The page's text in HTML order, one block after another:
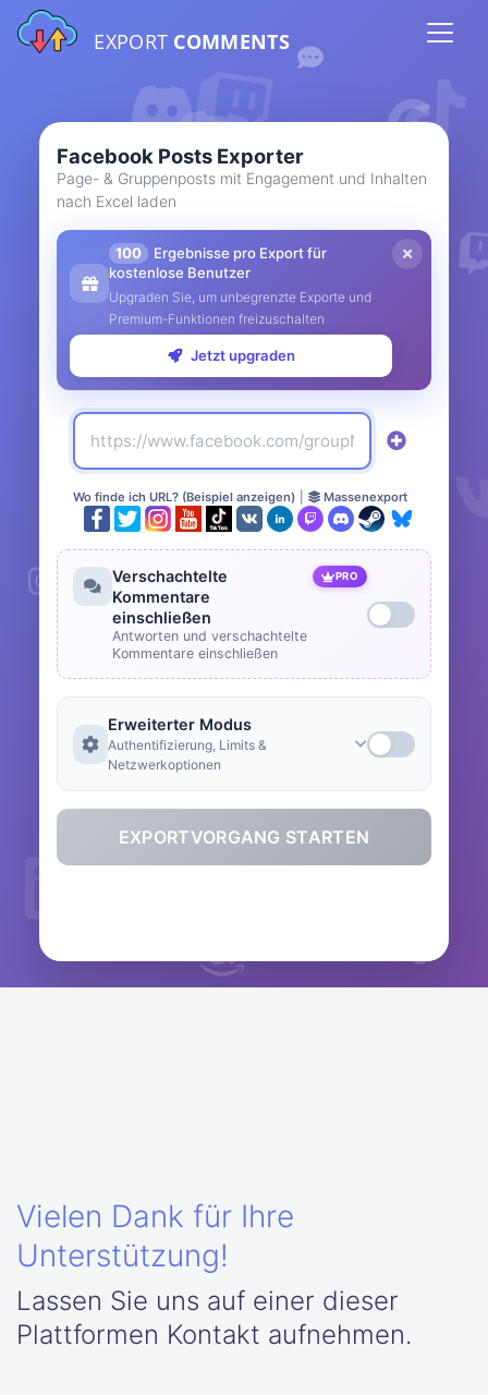
EXPORT COMMENTS
Facebook Posts Exporter
Page- & Gruppenposts mit Engagement und Inhalten
nach Excel laden
100
Ergebnisse pro Export für
kostenlose Benutzer
Upgraden Sie, um unbegrenzte Exporte und
Premium-Funktionen freizuschalten
Jetzt upgraden
Wo finde ich URL? (Beispiel anzeigen) Massenexport
Verschachtelte
Kommentare
einschließen
PRO
Antworten und verschachtelte
Kommentare einschließen
Erweiterter Modus
Authentifizierung, Limits &
Netzwerkoptionen
EXPORTVORGANG STARTEN
Vielen Dank für Ihre
Unterstützung!
Lassen Sie uns auf einer dieser
Plattformen Kontakt aufnehmen.